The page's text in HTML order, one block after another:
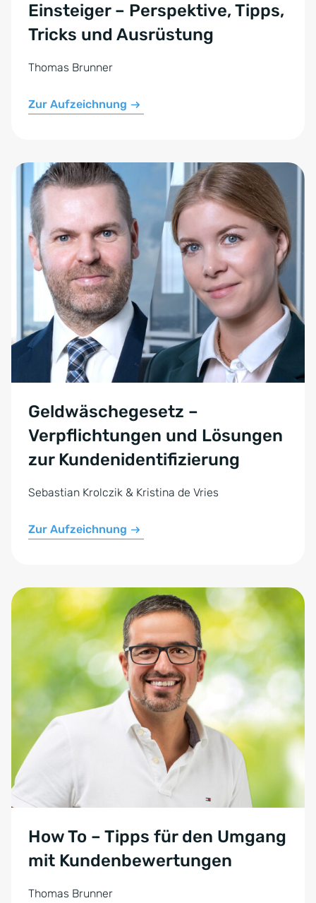
Einsteiger – Perspektive, Tipps,
Tricks und Ausrüstung
Thomas Brunner
Zur Aufzeichnung
Geldwäschegesetz –
Verpflichtungen und Lösungen
zur Kundenidentifizierung
Sebastian Krolczik & Kristina de Vries
Zur Aufzeichnung
How To – Tipps für den Umgang
mit Kunden­bewertungen
Thomas Brunner